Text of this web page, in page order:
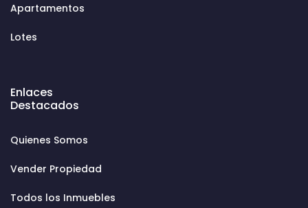
Apartamentos
Lotes
Enlaces
Destacados
Quienes Somos
Vender Propiedad
Todos los Inmuebles